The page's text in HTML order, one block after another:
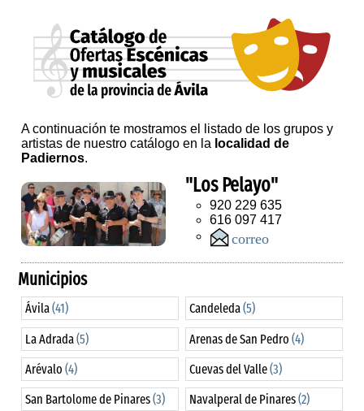
A continuación te mostramos el listado de los grupos y
artistas de nuestro catálogo en la localidad de
Padiernos.
"Los Pelayo"
920 229 635
616 097 417
Municipios
Ávila(41) Candeleda(5)
La Adrada(5) Arenas de San Pedro(4)
Arévalo(4) Cuevas del Valle(3)
San Bartolome de Pinares(3) Navalperal de Pinares(2)